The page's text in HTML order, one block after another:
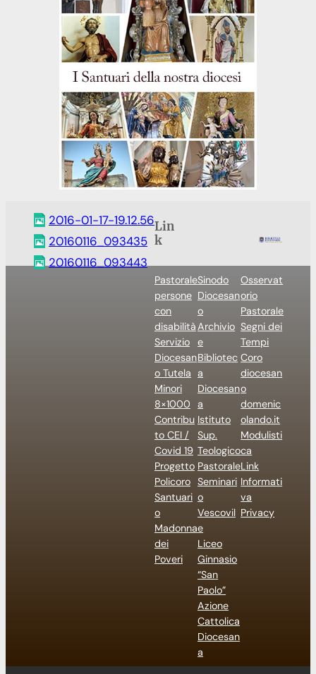
2016-01-17-19.12.56
20160116_093435
20160116_093443
Lin
k
Pastorale
persone
con
disabilità
Servizio
Diocesan
o Tutela
Minori
8×1000
Contribu
to CEI /
Covid 19
Progetto
Policoro
Santuari
o
Madonna
dei
Poveri
Sinodo
Diocesan
o
Archivio
e
Bibliotec
a
Diocesan
a
Istituto
Sup.
Teologico
Pastorale
Seminari
o
Vescovil
e
Liceo
Ginnasio
“San
Paolo”
Azione
Cattolica
Diocesan
a
Osservat
orio
Pastorale
Segni dei
Tempi
Coro
diocesan
o
domenic
olando.it
Modulisti
ca
Link
Informati
va
Privacy